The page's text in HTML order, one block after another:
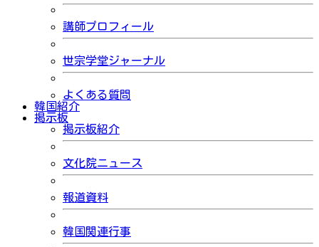
講師プロフィール
世宗学堂ジャーナル
よくある質問
韓国紹介
掲示板
掲示板紹介
文化院ニュース
報道資料
韓国関連行事